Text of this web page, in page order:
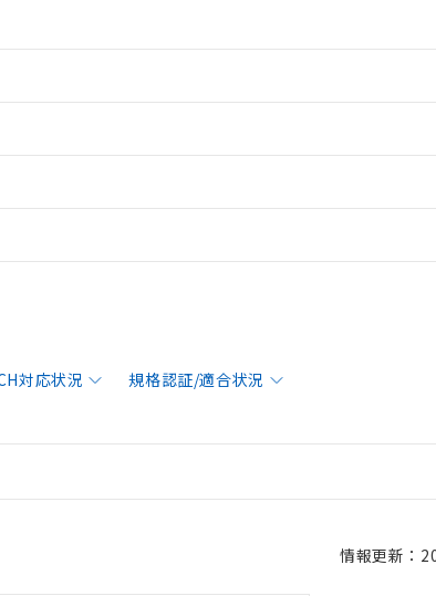
対応状況 規格認証/適合状況
情報更新：